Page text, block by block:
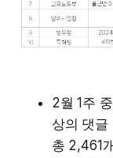
2월 1주
상의 댓글
총 2,461